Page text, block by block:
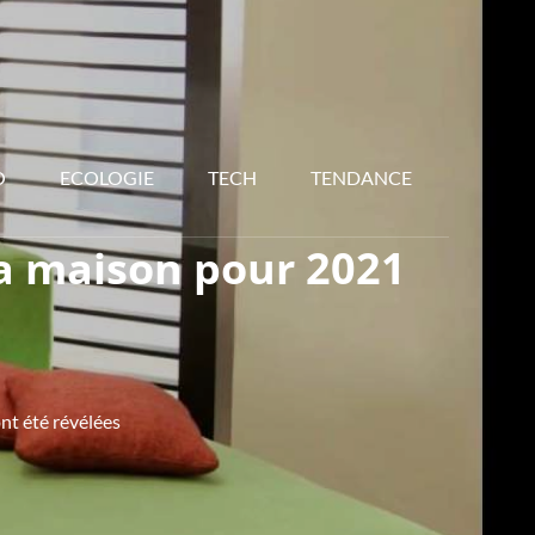
ECOLOGIE TECH TENDANCE
pour 2021
été révélées